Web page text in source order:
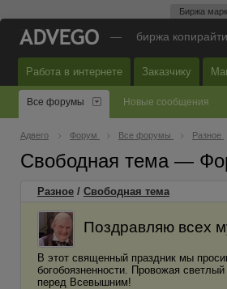
Биржа
— биржа
Работа в интернете Заказчику
Все форумы Новые сообщения
Адвего Форум Все форумы Разное
Свободная тема —
Разное / Свободная тема
Поздравляю всех
В этот священный праздник мы
богобоязненности. Провожая
перед Всевышним!